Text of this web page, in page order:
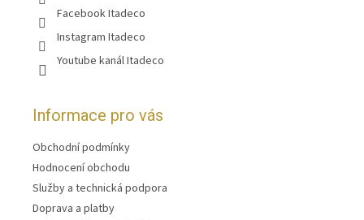
Facebook Itadeco
Instagram Itadeco
Youtube kanál Itadeco
Informace pro vás
Obchodní podmínky
Hodnocení obchodu
Služby a technická podpora
Doprava a platby